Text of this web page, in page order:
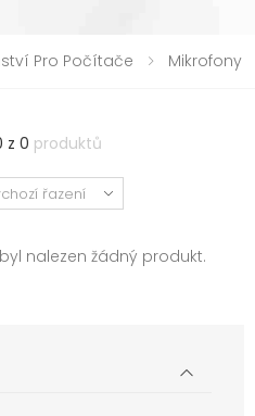
Pro Počítače Mikrofony
z 0 produktů
nalezen žádný produkt.